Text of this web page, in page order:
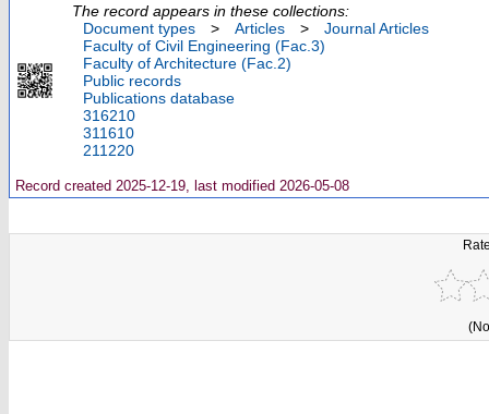
The record appears in these collections:
Document types
> Articles >
Journal Articles
Faculty of Civil Engineering (Fac.3)
Faculty of Architecture (Fac.2)
Public records
Publications database
316210
311610
211220
Record created 2025-12-19, last modified 2026-05-08